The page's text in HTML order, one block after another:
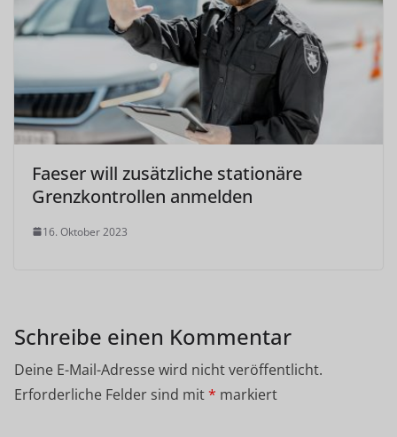
Faeser will zusätzliche stationäre
Grenzkontrollen anmelden
16. Oktober 2023
Schreibe einen Kommentar
Deine E-Mail-Adresse wird nicht veröffentlicht.
Erforderliche Felder sind mit* markiert